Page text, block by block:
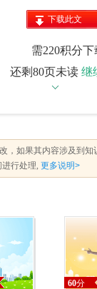
下载此文
需220积分下
还剩80页未读 继
，如果其内容涉及到
进行处理, 更多说明>
60分